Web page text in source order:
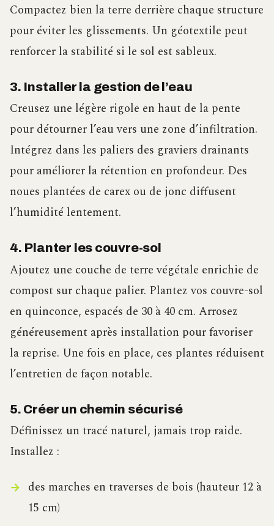
Compactez bien la terre derrière chaque structure
pour éviter les glissements. Un géotextile peut
renforcer la stabilité si le sol est sableux.
3. Installer la gestion de l’eau
Creusez une légère rigole en haut de la pente
pour détourner l’eau vers une zone d’infiltration.
Intégrez dans les paliers des graviers drainants
pour améliorer la rétention en profondeur. Des
noues plantées de carex ou de jonc diffusent
l’humidité lentement.
4. Planter les couvre-sol
Ajoutez une couche de terre végétale enrichie de
compost sur chaque palier. Plantez vos couvre-sol
en quinconce, espacés de 30 à 40 cm. Arrosez
généreusement après installation pour favoriser
la reprise. Une fois en place, ces plantes réduisent
l’entretien de façon notable.
5. Créer un chemin sécurisé
Définissez un tracé naturel, jamais trop raide.
Installez :
des marches en traverses de bois (hauteur 12 à
15 cm)